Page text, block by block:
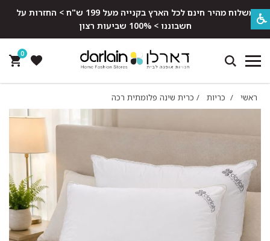
משלוח מהיר חינם לכל הארץ בקנייה מעל 199 ש"ח > החזרות על
חשבוננו > 100% שביעות רצון
0
ראשי / כריות / כרית שינה פלומתית רכה